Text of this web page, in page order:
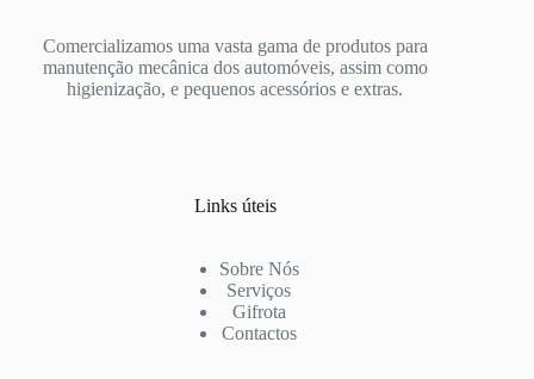
Comercializamos uma vasta gama de produtos para
manutenção mecânica dos automóveis, assim como
higienização, e pequenos acessórios e extras.
Links úteis
Sobre Nós
Serviços
Gifrota
Contactos